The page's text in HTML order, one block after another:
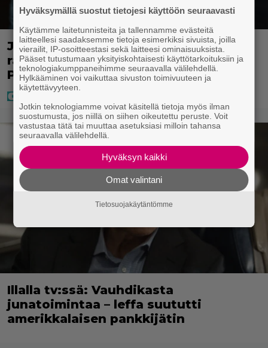
Janne Katajan Krista-vaimon
raskausvatsa viimeisillään – pusut
Puuhaparkissa
Illalla tv:ssä: Vauhdikasta
junatoimintaa – leffa suututti
amerikkalaisen pankkijätin
Hyväksymällä suostut tietojesi käyttöön seuraavasti
Käytämme laitetunnisteita ja tallennamme evästeitä
laitteellesi saadaksemme tietoja esimerkiksi sivuista, joilla
vierailit, IP-osoitteestasi sekä laitteesi ominaisuuksista.
Pääset tutustumaan yksityiskohtaisesti käyttötarkoituksiin ja
teknologiakumppaneihimme seuraavalla välilehdellä.
Hylkääminen voi vaikuttaa sivuston toimivuuteen ja
käytettävyyteen.
Jotkin teknologiamme voivat käsitellä tietoja myös ilman
suostumusta, jos niillä on siihen oikeutettu peruste. Voit
vastustaa tätä tai muuttaa asetuksiasi milloin tahansa
seuraavalla välilehdellä.
Hyväksyn kaikki
Omat valintani
Tietosuojakäytäntömme